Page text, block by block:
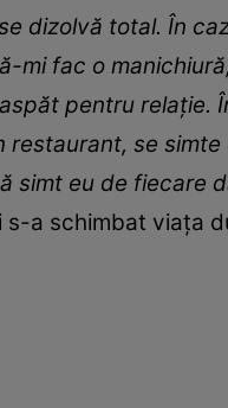
dizolvă total. În
mi fac o
pentru relație.
restaurant, se
simt eu de fiecare
s-a schimbat viața